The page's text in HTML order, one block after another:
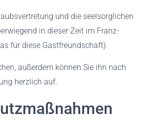
und die seelsorglichen
in dieser Zeit im Franz-
für diese Gastfreundschaft).
außerdem können Sie ihn nach
herzlich auf.